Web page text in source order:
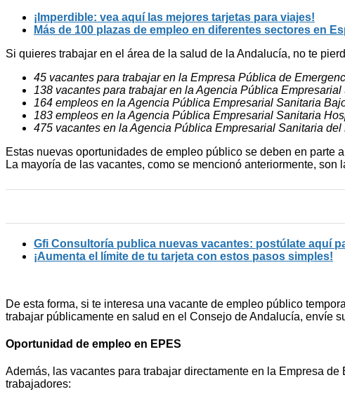
¡Imperdible: vea aquí las mejores tarjetas para viajes!
Más de 100 plazas de empleo en diferentes sectores en
Si quieres trabajar en el área de la salud de la Andalucía, no te
45 vacantes para trabajar en la Empresa Pública de
138 vacantes para trabajar en la Agencia Pública
164 empleos en la Agencia Pública Empresarial Sanitaria
183 empleos en la Agencia Pública Empresarial Sanitaria
475 vacantes en la Agencia Pública Empresarial Sanitaria
Estas nuevas oportunidades de empleo público se deben en
La mayoría de las vacantes, como se mencionó anteriormente, son
Gfi Consultoría publica nuevas vacantes: postúlate aquí
¡Aumenta el límite de tu tarjeta con estos pasos simples!
De esta forma, si te interesa una vacante de empleo público
trabajar públicamente en salud en el Consejo de Andalucía, envíe
Oportunidad de empleo en EPES
Además, las vacantes para trabajar directamente en la Empresa
trabajadores: